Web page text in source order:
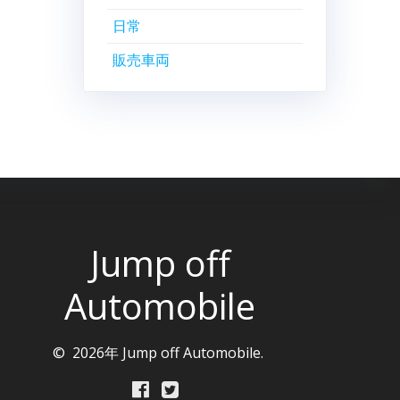
日常
販売車両
Jump off
Automobile
© 2026年 Jump off Automobile.